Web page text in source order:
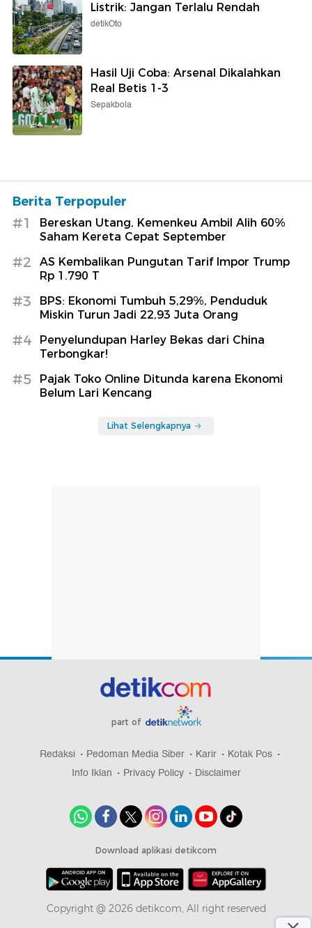
Listrik: Jangan Terlalu Rendah
detikOto
Hasil Uji Coba: Arsenal Dikalahkan
Real Betis 1-3
Sepakbola
Berita Terpopuler
#1
Bereskan Utang, Kemenkeu Ambil Alih 60%
Saham Kereta Cepat September
#2
AS Kembalikan Pungutan Tarif Impor Trump
Rp 1.790 T
#3
BPS: Ekonomi Tumbuh 5,29%, Penduduk
Miskin Turun Jadi 22,93 Juta Orang
#4
Penyelundupan Harley Bekas dari China
Terbongkar!
#5
Pajak Toko Online Ditunda karena Ekonomi
Belum Lari Kencang
Lihat Selengkapnya
part of
Redaksi Pedoman Media Siber Karir
Kotak Pos
Info Iklan
Privacy Policy Disclaimer
Download aplikasi detikcom
Copyright @ 2026 detikcom, All right reserved